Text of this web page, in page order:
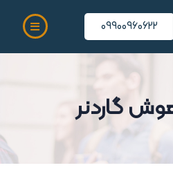
09900960622
گاردنر